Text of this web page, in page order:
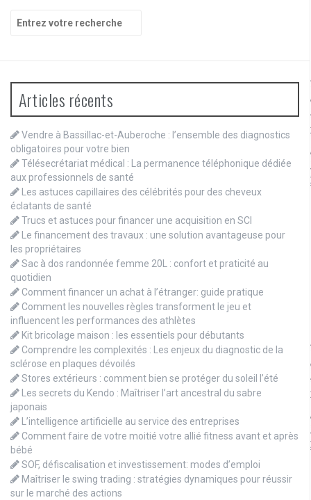
Recherche
pour
Articles récents
Vendre à Bassillac-et-Auberoche : l’ensemble des diagnostics
obligatoires pour votre bien
Télésecrétariat médical : La permanence téléphonique dédiée
aux professionnels de santé
Les astuces capillaires des célébrités pour des cheveux
éclatants de santé
Trucs et astuces pour financer une acquisition en SCI
Le financement des travaux : une solution avantageuse pour
les propriétaires
Sac à dos randonnée femme 20L : confort et praticité au
quotidien
Comment financer un achat à l’étranger: guide pratique
Comment les nouvelles règles transforment le jeu et
influencent les performances des athlètes
Kit bricolage maison : les essentiels pour débutants
Comprendre les complexités : Les enjeux du diagnostic de la
sclérose en plaques dévoilés
Stores extérieurs : comment bien se protéger du soleil l’été
Les secrets du Kendo : Maîtriser l’art ancestral du sabre
japonais
L’intelligence artificielle au service des entreprises
Comment faire de votre moitié votre allié fitness avant et après
bébé
SOF, défiscalisation et investissement: modes d’emploi
Maîtriser le swing trading : stratégies dynamiques pour réussir
sur le marché des actions